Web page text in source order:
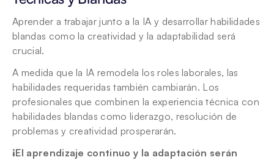
Aprender a trabajar junto a la IA y desarrollar habilidades
blandas como la creatividad y la adaptabilidad será
crucial.
A medida que la IA remodela los roles laborales, las
habilidades requeridas también cambiarán. Los
profesionales que combinen la experiencia técnica con
habilidades blandas como liderazgo, resolución de
problemas y creatividad prosperarán.
¡El aprendizaje continuo y la adaptación serán